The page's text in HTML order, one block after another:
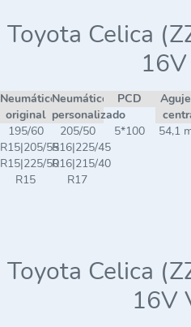
Toyota Celica
Neumático
original
Neumático
personalizado
PCD
195/60
R15|205/55
R15|225/50
R15
205/50
R16|225/45
R16|215/40
R17
5*100 54,1
Toyota Celica
16V